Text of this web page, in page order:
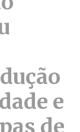
e
de